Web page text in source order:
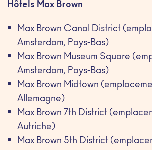
Hôtels Max Brown
Max Brown Canal District
Amsterdam, Pays-Bas)
Max Brown Museum Square
Amsterdam, Pays-Bas)
Max Brown Midtown
Allemagne)
Max Brown 7th District
Autriche)
Max Brown 5th District